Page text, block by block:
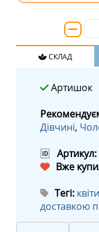
СКЛАД
Артишок
Дівчині,
🆔 Артикул:
Вже
Тегі:
доставкою